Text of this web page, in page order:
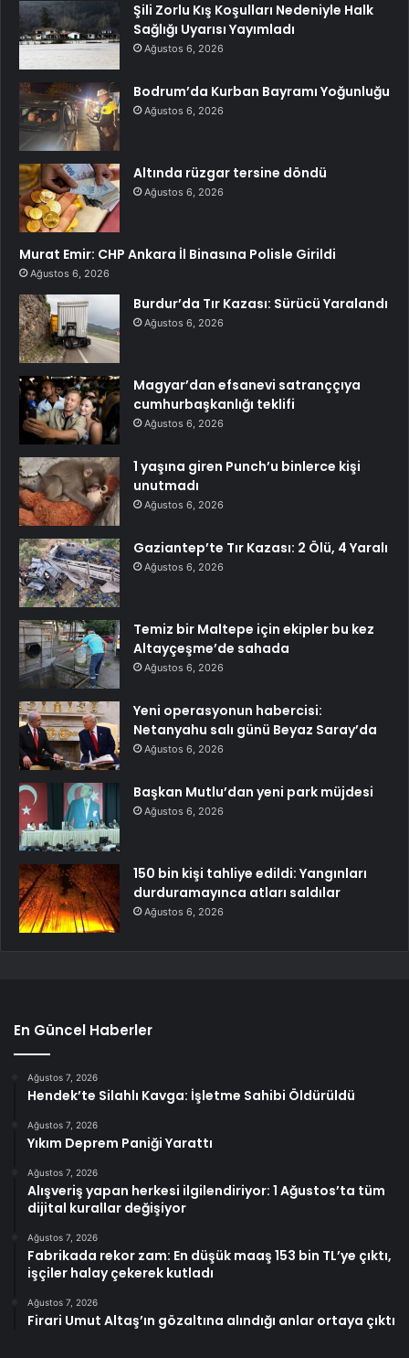
Şili Zorlu Kış Koşulları Nedeniyle Halk
Sağlığı Uyarısı Yayımladı
Ağustos 6, 2026
Bodrum’da Kurban Bayramı Yoğunluğu
Ağustos 6, 2026
Altında rüzgar tersine döndü
Ağustos 6, 2026
Murat Emir: CHP Ankara İl Binasına Polisle Girildi
Ağustos 6, 2026
Burdur’da Tır Kazası: Sürücü Yaralandı
Ağustos 6, 2026
Magyar’dan efsanevi satranççıya
cumhurbaşkanlığı teklifi
Ağustos 6, 2026
1 yaşına giren Punch’u binlerce kişi
unutmadı
Ağustos 6, 2026
Gaziantep’te Tır Kazası: 2 Ölü, 4 Yaralı
Ağustos 6, 2026
Temiz bir Maltepe için ekipler bu kez
Altayçeşme’de sahada
Ağustos 6, 2026
Yeni operasyonun habercisi:
Netanyahu salı günü Beyaz Saray’da
Ağustos 6, 2026
Başkan Mutlu’dan yeni park müjdesi
Ağustos 6, 2026
150 bin kişi tahliye edildi: Yangınları
durduramayınca atları saldılar
Ağustos 6, 2026
En Güncel Haberler
Ağustos 7, 2026
Hendek’te Silahlı Kavga: İşletme Sahibi Öldürüldü
Ağustos 7, 2026
Yıkım Deprem Paniği Yarattı
Ağustos 7, 2026
Alışveriş yapan herkesi ilgilendiriyor: 1 Ağustos’ta tüm
dijital kurallar değişiyor
Ağustos 7, 2026
Fabrikada rekor zam: En düşük maaş 153 bin TL’ye çıktı,
işçiler halay çekerek kutladı
Ağustos 7, 2026
Firari Umut Altaş’ın gözaltına alındığı anlar ortaya çıktı